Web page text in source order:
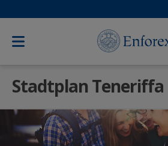
Stadtplan Teneriffa